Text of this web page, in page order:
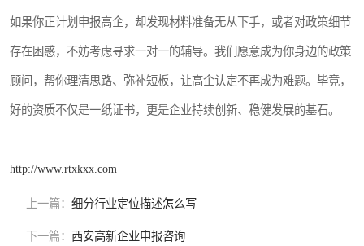
如果你正计划申报高企，却发现材料准备无从下手，或者对政策细节
存在困惑，不妨考虑寻求一对一的辅导。我们愿意成为你身边的政策
顾问，帮你理清思路、弥补短板，让高企认定不再成为难题。毕竟，
好的资质不仅是一纸证书，更是企业持续创新、稳健发展的基石。
http://www.rtxkxx.com
上一篇： 细分行业定位描述怎么写
下一篇： 西安高新企业申报咨询